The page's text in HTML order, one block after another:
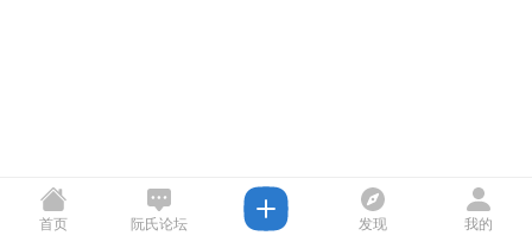
首页 阮氏论坛 发现 我的